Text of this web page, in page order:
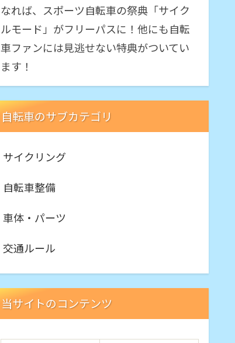
なれば、スポーツ自転車の祭典「サイク
ルモード」がフリーパスに！他にも自転
車ファンには見逃せない特典がついてい
ます！
自転車のサブカテゴリ
サイクリング
自転車整備
車体・パーツ
交通ルール
当サイトのコンテンツ